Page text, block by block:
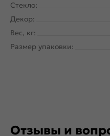
Стекло:
Декор:
Вес, кг:
Размер упаковки:
Отзывы и